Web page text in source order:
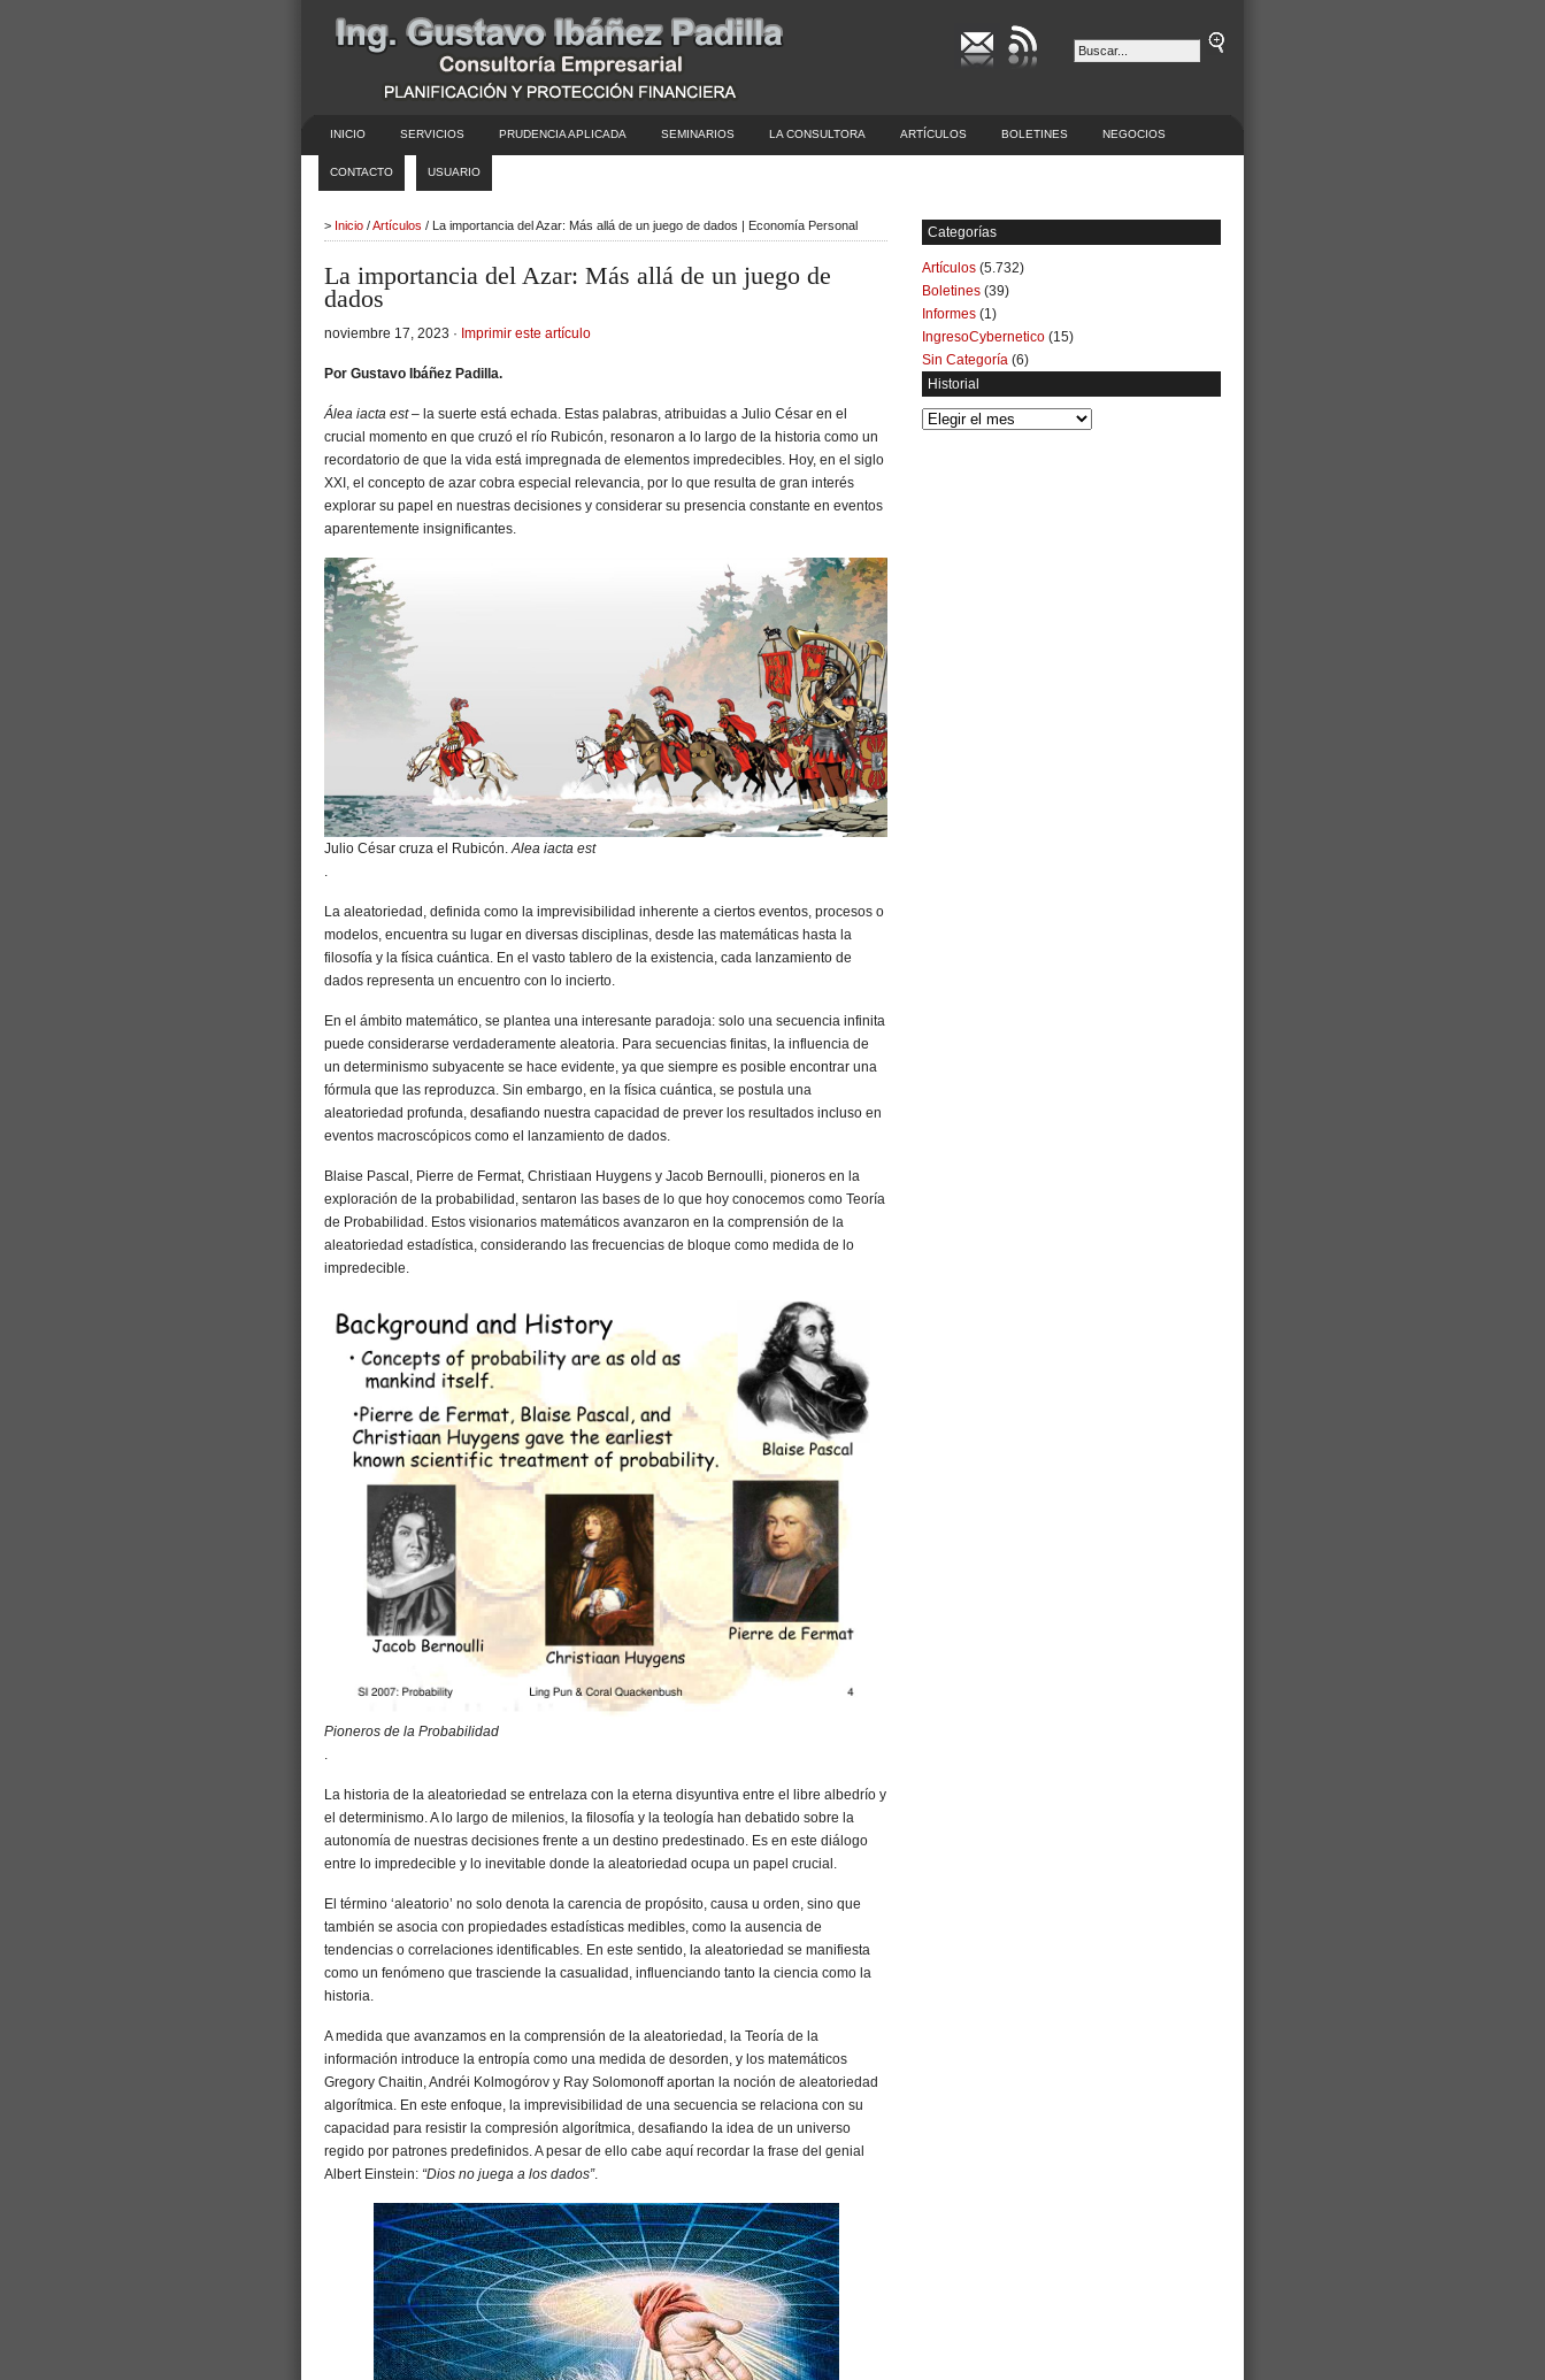
INICIO SERVICIOS PRUDENCIA APLICADA SEMINARIOS LA CONSULTORA ARTÍCULOS BOLETINES NEGOCIOS
CONTACTO USUARIO
> Inicio /Artículos / La importancia del Azar: Más allá de un juego de dados | Economía Personal
La importancia del Azar: Más allá de un juego de
dados
noviembre 17, 2023 · Imprimir este artículo
Por Gustavo Ibáñez Padilla.
Álea iacta est– la suerte está echada. Estas palabras, atribuidas a Julio César en el
crucial momento en que cruzó el río Rubicón, resonaron a lo largo de la historia como un
recordatorio de que la vida está impregnada de elementos impredecibles. Hoy, en el siglo
XXI, el concepto de azar cobra especial relevancia, por lo que resulta de gran interés
explorar su papel en nuestras decisiones y considerar su presencia constante en eventos
aparentemente insignificantes.
Julio César cruza el Rubicón.Alea iacta est
.
La aleatoriedad, definida como la imprevisibilidad inherente a ciertos eventos, procesos o
modelos, encuentra su lugar en diversas disciplinas, desde las matemáticas hasta la
filosofía y la física cuántica. En el vasto tablero de la existencia, cada lanzamiento de
dados representa un encuentro con lo incierto.
En el ámbito matemático, se plantea una interesante paradoja: solo una secuencia infinita
puede considerarse verdaderamente aleatoria. Para secuencias finitas, la influencia de
un determinismo subyacente se hace evidente, ya que siempre es posible encontrar una
fórmula que las reproduzca. Sin embargo, en la física cuántica, se postula una
aleatoriedad profunda, desafiando nuestra capacidad de prever los resultados incluso en
eventos macroscópicos como el lanzamiento de dados.
Blaise Pascal, Pierre de Fermat, Christiaan Huygens y Jacob Bernoulli, pioneros en la
exploración de la probabilidad, sentaron las bases de lo que hoy conocemos como Teoría
de Probabilidad. Estos visionarios matemáticos avanzaron en la comprensión de la
aleatoriedad estadística, considerando las frecuencias de bloque como medida de lo
impredecible.
Pioneros de la Probabilidad
.
La historia de la aleatoriedad se entrelaza con la eterna disyuntiva entre el libre albedrío y
el determinismo. A lo largo de milenios, la filosofía y la teología han debatido sobre la
autonomía de nuestras decisiones frente a un destino predestinado. Es en este diálogo
entre lo impredecible y lo inevitable donde la aleatoriedad ocupa un papel crucial.
El término ‘aleatorio’ no solo denota la carencia de propósito, causa u orden, sino que
también se asocia con propiedades estadísticas medibles, como la ausencia de
tendencias o correlaciones identificables. En este sentido, la aleatoriedad se manifiesta
como un fenómeno que trasciende la casualidad, influenciando tanto la ciencia como la
historia.
A medida que avanzamos en la comprensión de la aleatoriedad, la Teoría de la
información introduce la entropía como una medida de desorden, y los matemáticos
Gregory Chaitin, Andréi Kolmogórov y Ray Solomonoff aportan la noción de aleatoriedad
algorítmica. En este enfoque, la imprevisibilidad de una secuencia se relaciona con su
capacidad para resistir la compresión algorítmica, desafiando la idea de un universo
regido por patrones predefinidos. A pesar de ello cabe aquí recordar la frase del genial
Albert Einstein: “Dios no juega a los dados”.
Categorías
Artículos (5.732)
Boletines (39)
Informes (1)
IngresoCybernetico (15)
Sin Categoría (6)
Historial
Historial